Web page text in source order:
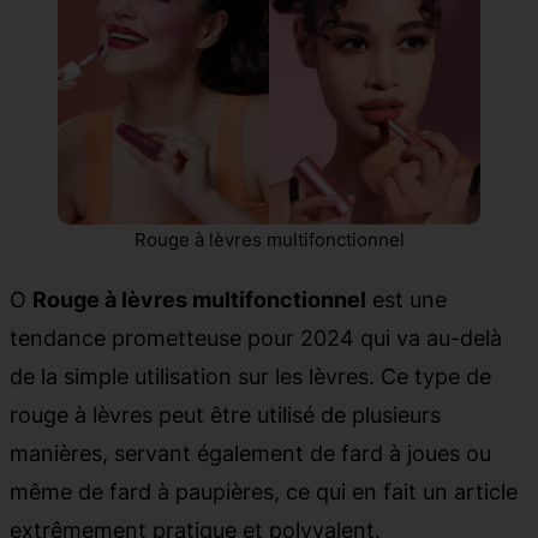
Rouge à lèvres multifonctionnel
O Rouge à lèvres multifonctionnel est une
tendance prometteuse pour 2024 qui va au-delà
de la simple utilisation sur les lèvres. Ce type de
rouge à lèvres peut être utilisé de plusieurs
manières, servant également de fard à joues ou
même de fard à paupières, ce qui en fait un article
extrêmement pratique et polyvalent.